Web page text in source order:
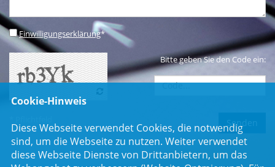
Einwilligungserklärung*
Bitte geben Sie den Code ein:
Cookie-Hinweis
Diese Webseite verwendet Cookies, die notwendig
sind, um die Webseite zu nutzen. Weiter verwendet
diese Webseite Dienste von Drittanbietern, um das